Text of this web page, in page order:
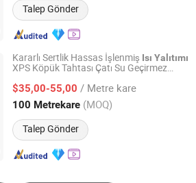
Talep Gönder
Kararlı Sertlik Hassas İşlenmiş Isı Yalıtımı
XPS Köpük Tahtası Çatı Su Geçirmez
$35,00-55,00 / Metre kare
100 Metrekare (MOQ)
Talep Gönder
Insulation Materials Co., Ltd.
Fiyat 2026